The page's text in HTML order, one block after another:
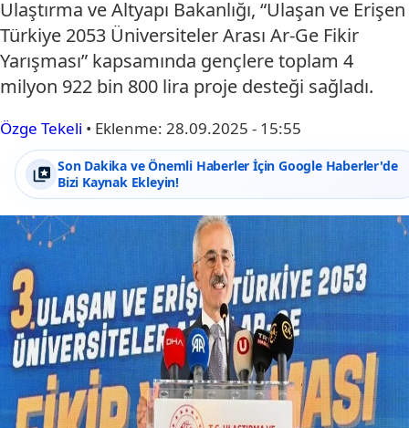
Ulaştırma ve Altyapı Bakanlığı, “Ulaşan ve Erişen
Türkiye 2053 Üniversiteler Arası Ar-Ge Fikir
Yarışması” kapsamında gençlere toplam 4
milyon 922 bin 800 lira proje desteği sağladı.
Özge Tekeli • Eklenme: 28.09.2025 - 15:55
Son Dakika ve Önemli Haberler İçin Google Haberler'de
Bizi Kaynak Ekleyin!